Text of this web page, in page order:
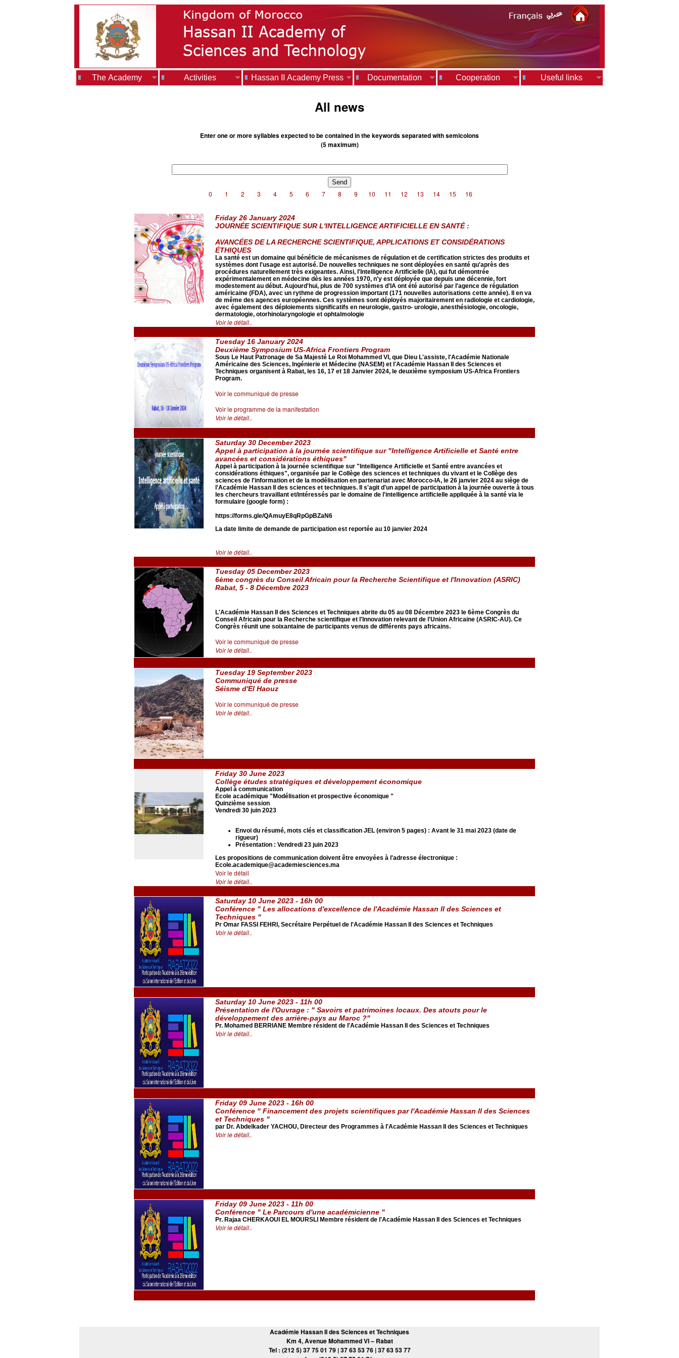
The Academy Activities Hassan II Academy Press Documentation Cooperation Useful links
All news
Enter one or more syllables expected to be contained in the keywords separated with semicolons
(5 maximum)
0 1 2 3 4 5 6 7 8 9 10 11 12 13 14 15 16
Friday 26 January 2024
JOURNÉE SCIENTIFIQUE SUR L'INTELLIGENCE ARTIFICIELLE EN SANTÉ :
AVANCÉES DE LA RECHERCHE SCIENTIFIQUE, APPLICATIONS ET CONSIDÉRATIONS
ÉTHIQUES
La santé est un domaine qui bénéficie de mécanismes de régulation et de certification strictes des produits et
systèmes dont l'usage est autorisé. De nouvelles techniques ne sont déployées en santé qu'après des
procédures naturellement très exigeantes. Ainsi, l'Intelligence Artificielle (IA), qui fut démontrée
expérimentalement en médecine dès les années 1970, n'y est déployée que depuis une décennie, fort
modestement au début. Aujourd'hui, plus de 700 systèmes d'IA ont été autorisé par l'agence de régulation
américaine (FDA), avec un rythme de progression important (171 nouvelles autorisations cette année). Il en va
de même des agences européennes. Ces systèmes sont déployés majoritairement en radiologie et cardiologie,
avec également des déploiements significatifs en neurologie, gastro- urologie, anesthésiologie, oncologie,
dermatologie, otorhinolaryngologie et ophtalmologie
Voir le détail..
Tuesday 16 January 2024
Deuxième Symposium US-Africa Frontiers Program
Sous Le Haut Patronage de Sa Majesté Le Roi Mohammed VI, que Dieu L'assiste, l'Académie Nationale
Américaine des Sciences, Ingénierie et Médecine (NASEM) et l'Académie Hassan II des Sciences et
Techniques organisent à Rabat, les 16, 17 et 18 Janvier 2024, le deuxième symposium US-Africa Frontiers
Program.
Voir le communiqué de presse
Voir le programme de la manifestation
Voir le détail..
Saturday 30 December 2023
Appel à participation à la journée scientifique sur "Intelligence Artificielle et Santé entre
avancées et considérations éthiques"
Appel à participation à la journée scientifique sur "Intelligence Artificielle et Santé entre avancées et
considérations éthiques", organisée par le Collège des sciences et techniques du vivant et le Collège des
sciences de l'information et de la modélisation en partenariat avec Morocco-IA, le 26 janvier 2024 au siège de
l'Académie Hassan II des sciences et techniques. Il s'agit d'un appel de participation à la journée ouverte à tous
les chercheurs travaillant et/intéressés par le domaine de l'intelligence artificielle appliquée à la santé via le
formulaire (google form) :
https://forms.gle/QAmuyE8qRpGpBZaN6
La date limite de demande de participation est reportée au 10 janvier 2024
Voir le détail..
Tuesday 05 December 2023
6ème congrès du Conseil Africain pour la Recherche Scientifique et l'Innovation (ASRIC)
Rabat, 5 - 8 Décembre 2023
L'Académie Hassan II des Sciences et Techniques abrite du 05 au 08 Décembre 2023 le 6ème Congrès du
Conseil Africain pour la Recherche scientifique et l'Innovation relevant de l'Union Africaine (ASRIC-AU). Ce
Congrès réunit une soixantaine de participants venus de différents pays africains.
Voir le communiqué de presse
Voir le détail..
Tuesday 19 September 2023
Communiqué de presse
Séisme d'El Haouz
Voir le communiqué de presse
Voir le détail..
Friday 30 June 2023
Collège études stratégiques et développement économique
Appel à communication
Ecole académique "Modélisation et prospective économique "
Quinzième session
Vendredi 30 juin 2023
Envoi du résumé, mots clés et classification JEL (environ 5 pages) : Avant le 31 mai 2023 (date de
rigueur)
Présentation : Vendredi 23 juin 2023
Les propositions de communication doivent être envoyées à l'adresse électronique :
Ecole.academique@academiesciences.ma
Voir le détail
Voir le détail..
Saturday 10 June 2023 - 16h 00
Conférence " Les allocations d'excellence de l'Académie Hassan II des Sciences et
Techniques "
Pr Omar FASSI FEHRI, Secrétaire Perpétuel de l'Académie Hassan II des Sciences et Techniques
Voir le détail..
Saturday 10 June 2023 - 11h 00
Présentation de l'Ouvrage : " Savoirs et patrimoines locaux. Des atouts pour le
développement des arrière-pays au Maroc ?"
Pr. Mohamed BERRIANE Membre résident de l'Académie Hassan II des Sciences et Techniques
Voir le détail..
Friday 09 June 2023 - 16h 00
Conférence " Financement des projets scientifiques par l'Académie Hassan II des Sciences
et Techniques "
par Dr. Abdelkader YACHOU, Directeur des Programmes à l'Académie Hassan II des Sciences et Techniques
Voir le détail..
Friday 09 June 2023 - 11h 00
Conférence " Le Parcours d'une académicienne "
Pr. Rajaa CHERKAOUI EL MOURSLI Membre résident de l'Académie Hassan II des Sciences et Techniques
Voir le détail..
Académie Hassan II des Sciences et Techniques
Km 4, Avenue Mohammed VI – Rabat
Tel : (212 5) 37 75 01 79 | 37 63 53 76 | 37 63 53 77